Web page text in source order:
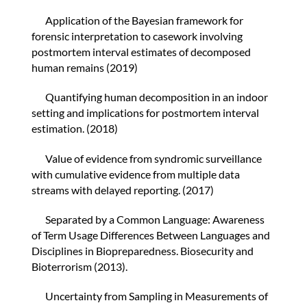
Application of the Bayesian framework for
forensic interpretation to casework involving
postmortem interval estimates of decomposed
human remains (2019)
Quantifying human decomposition in an indoor
setting and implications for postmortem interval
estimation. (2018)
Value of evidence from syndromic surveillance
with cumulative evidence from multiple data
streams with delayed reporting. (2017)
Separated by a Common Language: Awareness
of Term Usage Differences Between Languages and
Disciplines in Biopreparedness. Biosecurity and
Bioterrorism (2013).
Uncertainty from Sampling in Measurements of